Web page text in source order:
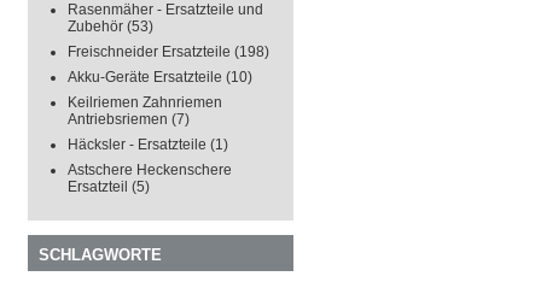
Rasenmäher - Ersatzteile und
Zubehör (53)
Freischneider Ersatzteile (198)
Akku-Geräte Ersatzteile (10)
Keilriemen Zahnriemen
Antriebsriemen (7)
Häcksler - Ersatzteile (1)
Astschere Heckenschere
Ersatzteil (5)
SCHLAGWORTE